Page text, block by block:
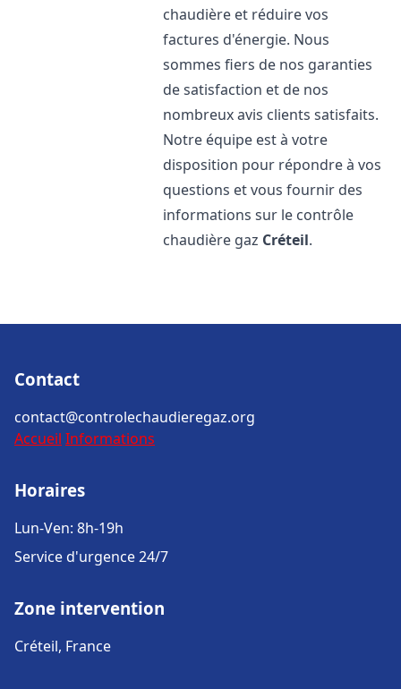
chaudière et réduire vos
factures d'énergie. Nous
sommes fiers de nos garanties
de satisfaction et de nos
nombreux avis clients satisfaits.
Notre équipe est à votre
disposition pour répondre à vos
questions et vous fournir des
informations sur le contrôle
chaudière gaz Créteil.
Contact
contact@controlechaudieregaz.org
Accueil Informations
Horaires
Lun-Ven: 8h-19h
Service d'urgence 24/7
Zone intervention
Créteil, France